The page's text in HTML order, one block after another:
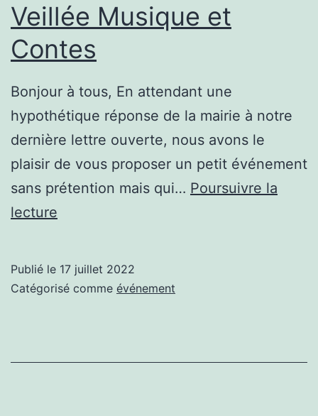
Veillée Musique et
Contes
Bonjour à tous, En attendant une
hypothétique réponse de la mairie à notre
dernière lettre ouverte, nous avons le
plaisir de vous proposer un petit événement
sans prétention mais qui… Poursuivre la
lecture
Contes
Publié le 17 juillet 2022
Catégorisé comme événement